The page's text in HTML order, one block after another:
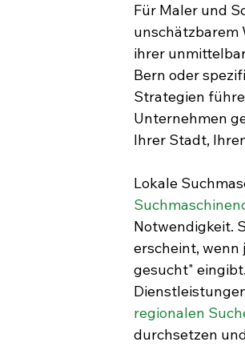
Für Maler und
unschätzbarem
ihrer
Bern oder
Strategien
Unternehmen
Ihrer Stadt,
Lokale
Notwendigkeit.
erscheint, wenn
gesucht"
regionalen
durchsetzen